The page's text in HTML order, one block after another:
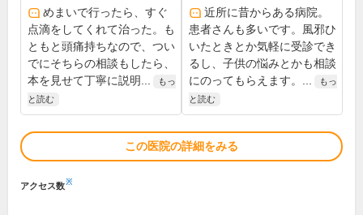
めまいで行ったら、すぐ
点滴をしてくれて治った。も
ともと頭痛持ちなので、つい
でにそちらの相談もしたら、
本を見せて丁寧に説明...
もっ
と読む
近所に昔からある病院。
患者さんも多いです。風邪ひ
いたときとか気軽に受診でき
るし、子供の悩みとかも相談
にのってもらえます。...
もっ
と読む
この医院の詳細をみる
アクセス数※